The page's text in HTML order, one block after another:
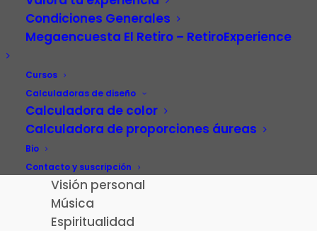
Condiciones Generales
Megaencuesta El Retiro – RetiroExperience
Cursos
Calculadoras de diseño
Calculadora de color
Calculadora de proporciones áureas
Bio
Contacto y suscripción
Carrera profesional
Fotografía
Patrimonio cultural
Paisaje de la Luz
El Retiro – RetiroExperience
Visión personal
Música
Espiritualidad